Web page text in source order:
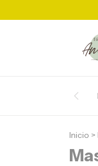
Inicio >